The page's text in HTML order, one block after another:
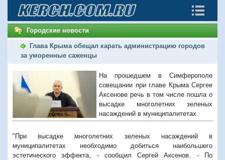
Городские новости
Глава Крыма обещал карать администрацию городов
за уморенные саженцы
На прошедшем в Симферополе
совещании при главе Крыма Сергее
Аксенове речь в том числе пошла о
высадке многолетних зеленых
насаждений в муниципалитетах.
"При высадке многолетних зеленых насаждений в
муниципалитетах необходимо добиться наибольшего
эстетического эффекта, - сообщил Сергей Аксенов. - По